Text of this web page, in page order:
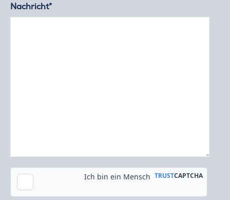
Nachricht*
Kopie an meine E-Mail-Adresse senden